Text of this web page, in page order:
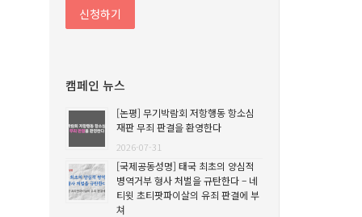
캠페인 뉴스
[논평] 무기박람회 저항행동 항소심
재판 무죄 판결을 환영한다
2026-07-31
[국제공동성명] 태국 최초의 양심적
병역거부 형사 처벌을 규탄한다 – 네
티윗 초티팟파이살의 유죄 판결에 부
쳐